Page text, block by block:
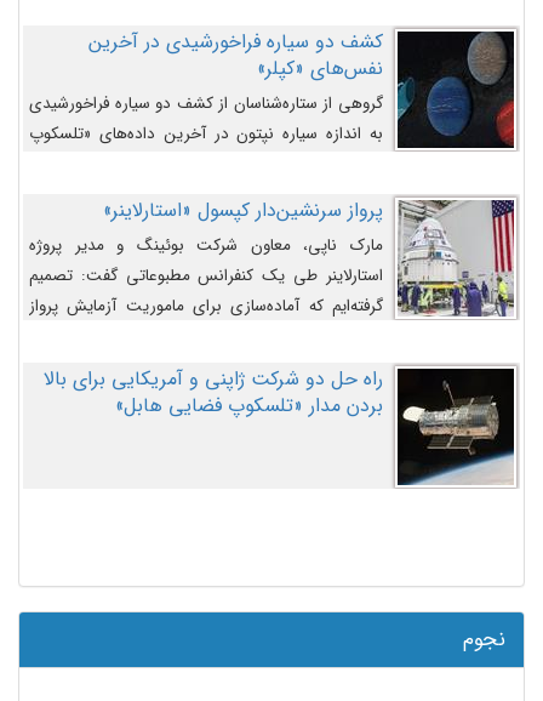
کشف دو سیاره فراخورشیدی در آخرین
نفس‌های «کپلر»
گروهی از ستاره‌شناسان از کشف دو سیاره فراخورشیدی
به اندازه سیاره نپتون در آخرین داده‌های «تلسکوپ
پرواز سرنشین‌دار کپسول «استارلاینر»
مارک ناپی، معاون شرکت بوئینگ و مدیر پروژه
استارلاینر طی یک کنفرانس مطبوعاتی گفت: تصمیم
گرفته‌ایم که آماده‌سازی برای ماموریت آزمایش پرواز
اصلاح کنیم.
راه حل دو شرکت ژاپنی و آمریکایی برای بالا
بردن مدار «تلسکوپ فضایی هابل»
نجوم